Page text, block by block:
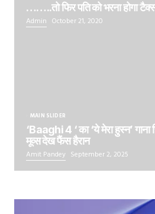
……..तो फिर पति को भरना होगा
Admin October 21, 2020
MAIN SLIDER
‘Baaghi 4 ‘ का ‘ये मेरा हुस्न’
मूव्स देख फैंस हैरान
Amit Pandey September 2, 2025